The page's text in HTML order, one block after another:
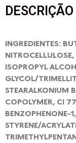
DESCRIÇÃO
INGREDIENTES:
ISOPROPYL
GLYCOL/
STEARALKONIUM
COPOLYMER, CI
BENZOPHENONE-
STYRENE/